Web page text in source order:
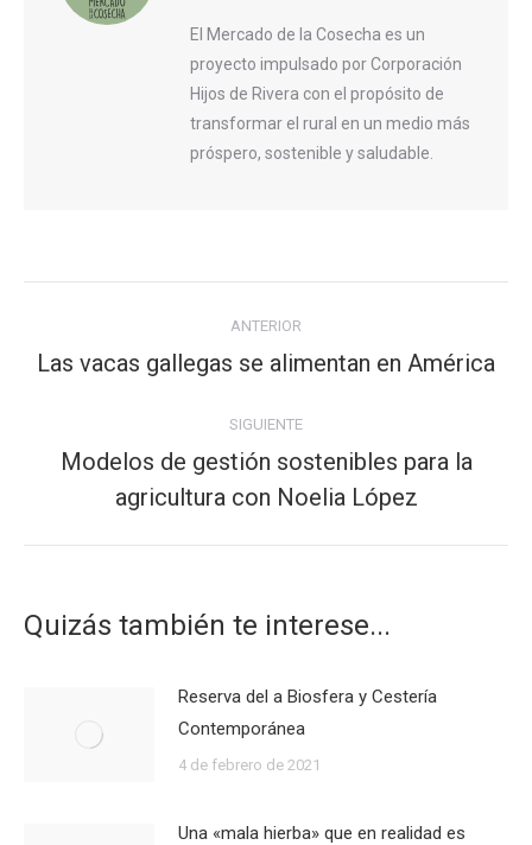
El Mercado de la Cosecha es un
proyecto impulsado por Corporación
Hijos de Rivera con el propósito de
transformar el rural en un medio más
próspero, sostenible y saludable.
publicaciones
ANTERIOR
Publicación
Las vacas gallegas se alimentan en América
SIGUIENTE
Publicación
siguiente:
Modelos de gestión sostenibles para la
agricultura con Noelia López
Quizás también te interese...
Reserva del a Biosfera y Cestería
Contemporánea
4 de febrero de 2021
Una «mala hierba» que en realidad es